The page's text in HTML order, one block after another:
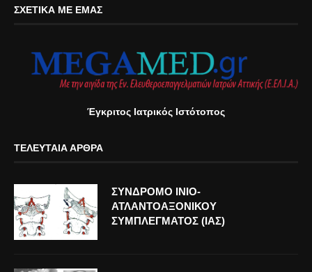
ΣΧΕΤΙΚΆ ΜΕ ΕΜΆΣ
Έγκριτος Ιατρικός Ιστότοπος
ΤΕΛΕΥΤΑΊΑ ΆΡΘΡΑ
ΣΥΝΔΡΟΜΟ ΙΝΙΟ-
ΑΤΛΑΝΤΟΑΞΟΝΙΚΟΥ
ΣΥΜΠΛΕΓΜΑΤΟΣ (ΙΑΣ)